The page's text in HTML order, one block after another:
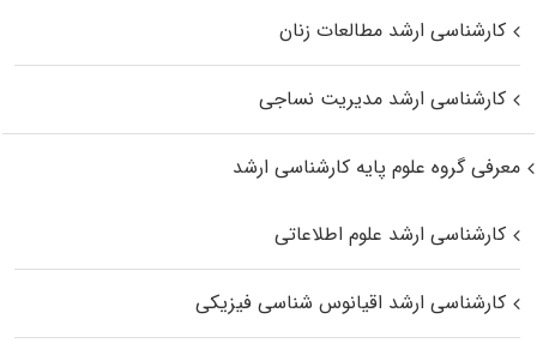
کارشناسی ارشد مطالعات زنان
کارشناسی ارشد مدیریت نساجی
معرفی گروه علوم پایه کارشناسی ارشد
کارشناسی ارشد علوم اطلاعاتی
کارشناسی ارشد اقیانوس‌ شناسی فیزیکی